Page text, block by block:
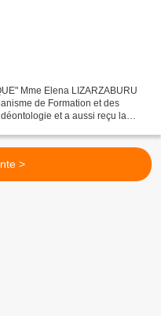
Mme Elena LIZARZABURU
de Formation et des
et a aussi reçu la
>